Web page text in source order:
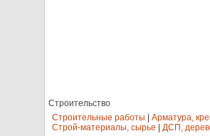
Строительство
Строительные работы
Арматура,
Строй-материалы, сырье
ДСП,